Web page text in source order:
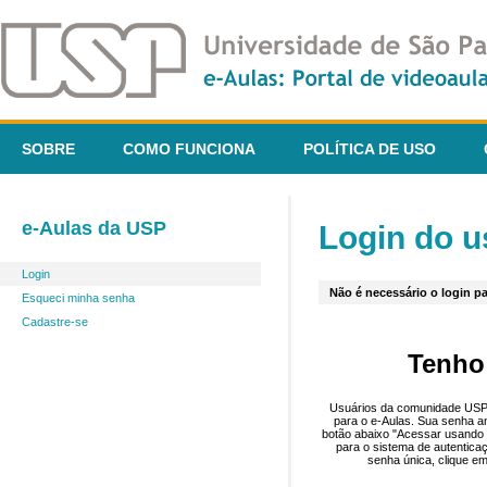
SOBRE COMO FUNCIONA POLÍTICA DE USO
e-Aulas da USP
Login
Esqueci minha senha
Cadastre-se
Login do
Não é necessário o login
Usuários da comunidade
para o e-Aulas. Sua senha
botão abaixo "Acessar
para o sistema de
senha única, clique